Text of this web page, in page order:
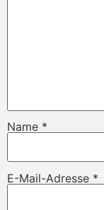
Name *
E-Mail-Adresse *